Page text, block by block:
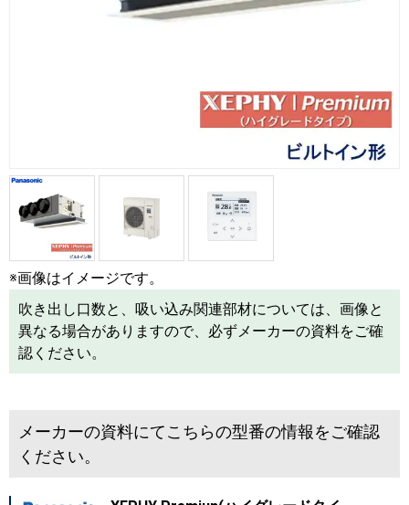
※画像はイメージです。
吹き出し口数と、吸い込み関連部材については、画像と
異なる場合がありますので、必ずメーカーの資料をご確
認ください。
メーカーの資料にてこちらの型番の情報をご確認
ください。